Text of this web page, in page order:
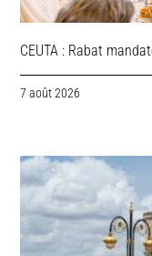
CEUTA : Rabat
7 août 2026